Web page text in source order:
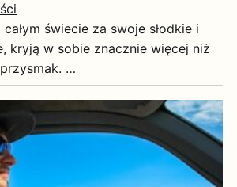
całym świecie za swoje słodkie i
kryją w sobie znacznie więcej niż
…